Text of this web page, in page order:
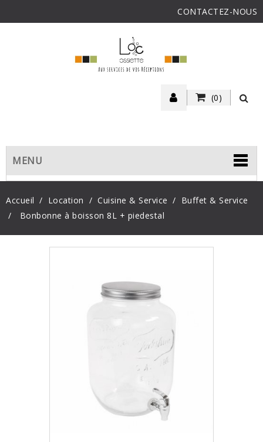
CONTACTEZ-NOUS
(0)
MENU
Accueil Location Cuisine & Service
Buffet & Service
Bonbonne à boisson 8L + piedestal